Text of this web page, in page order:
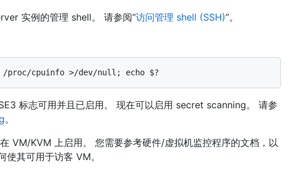
实例的管理 shell。 请参阅“访问管理 shell (SSH)”。
标志可用并且已启用。 现在可以启用 secret scanning。 请参
。
在 VM/KVM 上启用。 您需要参考硬件/虚拟机监控程序的文档，以
使其可用于访客 VM。